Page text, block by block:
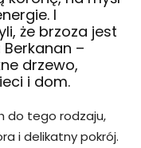
I
że brzoza jest
–
drzewo,
i dom.
do tego rodzaju,
i delikatny pokrój.